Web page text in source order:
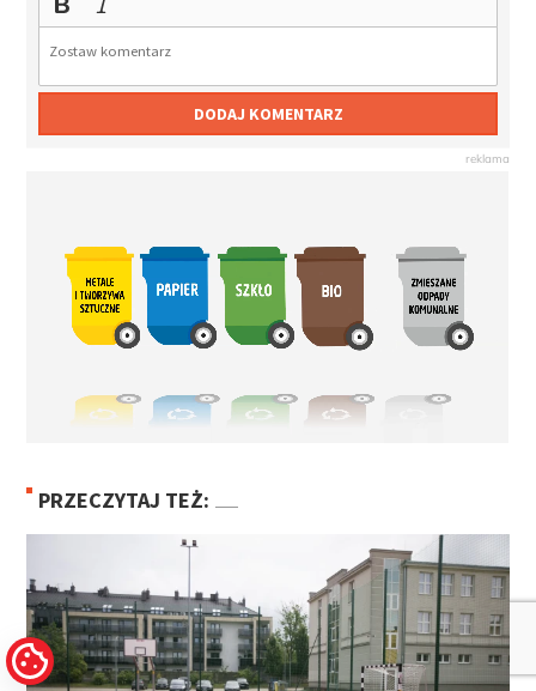
DODAJ KOMENTARZ
PRZECZYTAJ TEŻ: